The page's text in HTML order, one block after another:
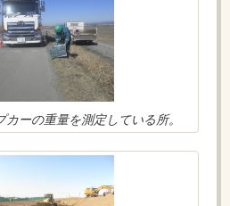
ーの重量を測定している所。